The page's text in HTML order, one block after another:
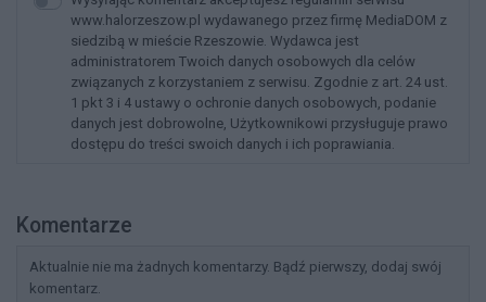
www.halorzeszow.pl wydawanego przez firmę MediaDOM z
siedzibą w mieście Rzeszowie. Wydawca jest
administratorem Twoich danych osobowych dla celów
związanych z korzystaniem z serwisu. Zgodnie z art. 24 ust.
1 pkt 3 i 4 ustawy o ochronie danych osobowych, podanie
danych jest dobrowolne, Użytkownikowi przysługuje prawo
dostępu do treści swoich danych i ich poprawiania.
Komentarze
Aktualnie nie ma żadnych komentarzy. Bądź pierwszy, dodaj swój
komentarz.